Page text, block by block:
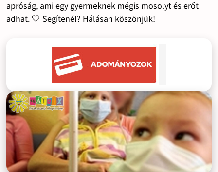
apróság, ami egy gyermeknek mégis mosolyt és erőt
adhat. 🤍 Segítenél? Hálásan köszönjük!